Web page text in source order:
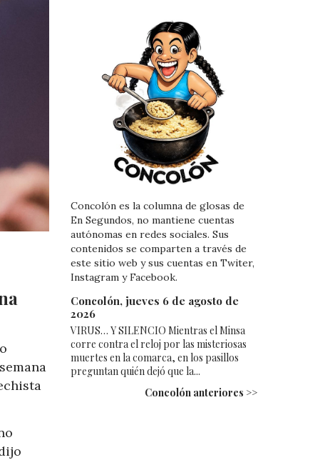
Concolón es la columna de glosas de
En Segundos, no mantiene cuentas
autónomas en redes sociales. Sus
contenidos se comparten a través de
este sitio web y sus cuentas en Twiter,
Instagram y Facebook.
Concolón, jueves 6 de agosto de
2026
VIRUS… Y SILENCIO Mientras el Minsa
corre contra el reloj por las misteriosas
muertes en la comarca, en los pasillos
preguntan quién dejó que la...
Concolón anteriores >>